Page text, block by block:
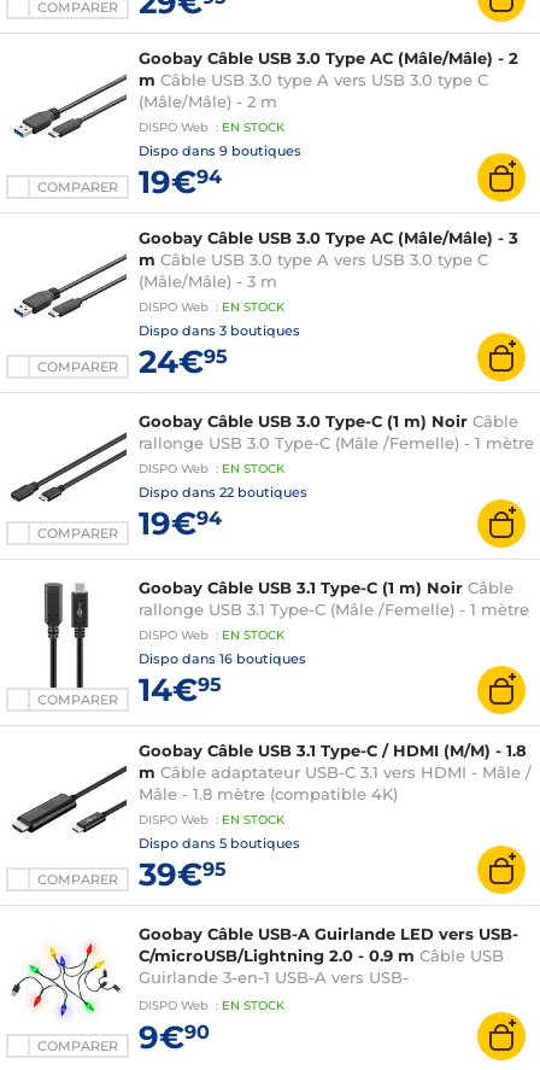
COMPARER
COMPARER
Goobay Câble USB 3.0 Type AC (Mâle/Mâle) - 2
m Câble USB 3.0 type A vers USB 3.0 type C
(Mâle/Mâle) - 2 m
DISPO Web : EN STOCK
Dispo dans 9 boutiques
19€94
COMPARER
Goobay Câble USB 3.0 Type AC (Mâle/Mâle) - 3
m Câble USB 3.0 type A vers USB 3.0 type C
(Mâle/Mâle) - 3 m
DISPO Web : EN STOCK
Dispo dans 3 boutiques
24€95
COMPARER
Goobay Câble USB 3.0 Type-C (1 m) Noir Câble
rallonge USB 3.0 Type-C (Mâle /Femelle) - 1 mètre
DISPO Web : EN STOCK
Dispo dans 22 boutiques
19€94
COMPARER
Goobay Câble USB 3.1 Type-C (1 m) Noir Câble
rallonge USB 3.1 Type-C (Mâle /Femelle) - 1 mètre
DISPO Web : EN STOCK
Dispo dans 16 boutiques
14€95
COMPARER
Goobay Câble USB 3.1 Type-C / HDMI (M/M) - 1.8
m Câble adaptateur USB-C 3.1 vers HDMI - Mâle /
Mâle - 1.8 mètre (compatible 4K)
DISPO Web : EN STOCK
Dispo dans 5 boutiques
39€95
COMPARER
Goobay Câble USB-A Guirlande LED vers USB-
C/microUSB/Lightning 2.0 - 0.9 m Câble USB
Guirlande 3-en-1 USB-A vers USB-
C/microUSB/Lightning 2.0 - RGB - Mâle / Mâle -
DISPO Web : EN STOCK
9€90